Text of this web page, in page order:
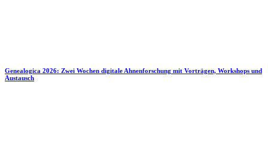
Genealogica 2026: Zwei Wochen digitale Ahnenforschung mit Vorträgen, Workshops und
Austausch